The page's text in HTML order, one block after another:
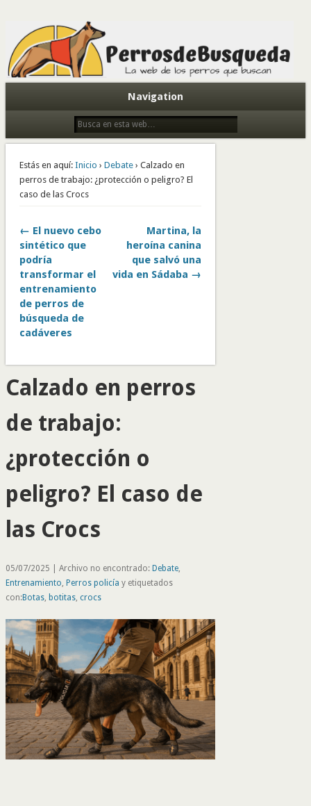
Todo sobre perros de búsqueda y detectores
Navigation
Estás en aquí: Inicio › Debate› Calzado en
perros de trabajo: ¿protección o peligro? El
caso de las Crocs
← El nuevo cebo
sintético que
podría
transformar el
entrenamiento
de perros de
búsqueda de
cadáveres
Martina, la
heroína canina
que salvó una
vida en Sádaba →
Calzado en perros
de trabajo:
¿protección o
peligro? El caso de
las Crocs
05/07/2025 | Archivo no encontrado: Debate,
Entrenamiento, Perros policía y etiquetados
con:Botas, botitas, crocs